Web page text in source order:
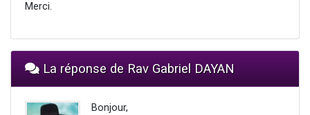
Merci.
La réponse de Rav Gabriel DAYAN
Bonjour,